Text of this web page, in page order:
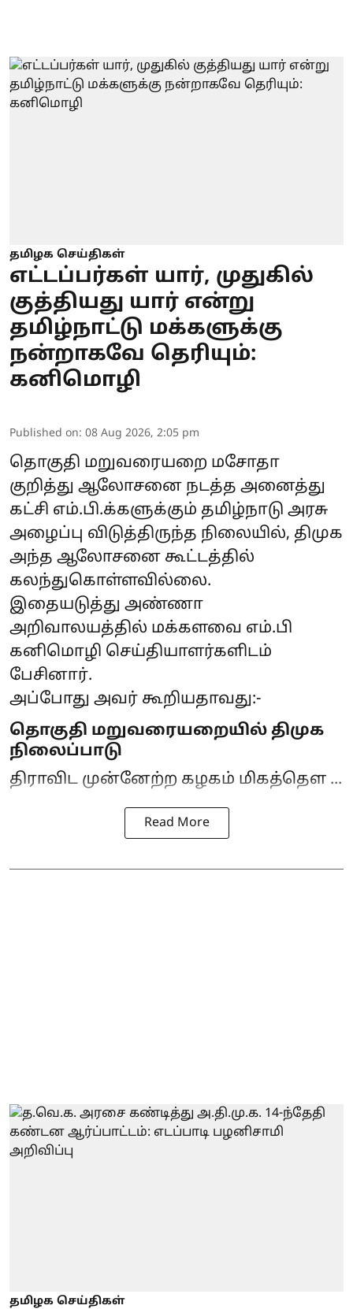
தமிழக செய்திகள்
எட்டப்பர்கள் யார், முதுகில்
குத்தியது யார் என்று
தமிழ்நாட்டு மக்களுக்கு
நன்றாகவே தெரியும்:
கனிமொழி
Published on: 08 Aug 2026, 2:05 pm
தொகுதி மறுவரையறை மசோதா
குறித்து ஆலோசனை நடத்த அனைத்து
கட்சி எம்.பி.க்களுக்கும் தமிழ்நாடு அரசு
அழைப்பு விடுத்திருந்த நிலையில், திமுக
அந்த ஆலோசனை கூட்டத்தில்
கலந்துகொள்ளவில்லை.
இதையடுத்து அண்ணா
அறிவாலயத்தில் மக்களவை எம்.பி
கனிமொழி செய்தியாளர்களிடம்
பேசினார்.
அப்போது அவர் கூறியதாவது:-
தொகுதி மறுவரையறையில் திமுக
நிலைப்பாடு
திராவிட முன்னேற்ற கழகம் மிகத்தெள ...
Read More
தமிழக செய்திகள்